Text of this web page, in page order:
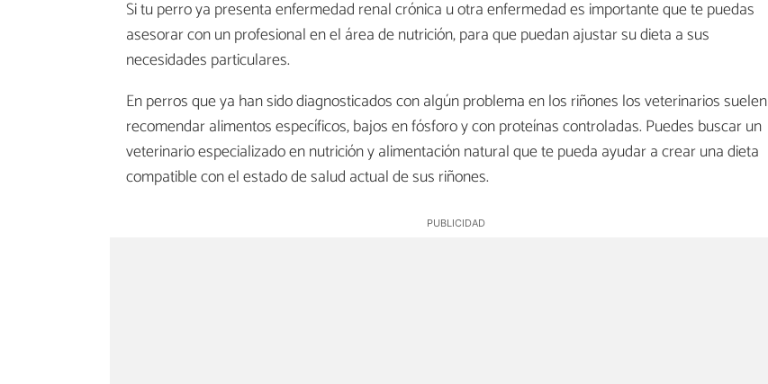
Si tu perro ya presenta enfermedad renal crónica u otra enfermedad es importante que te puedas
asesorar con un profesional en el área de nutrición, para que puedan ajustar su dieta a sus
necesidades particulares.
En perros que ya han sido diagnosticados con algún problema en los riñones los veterinarios suelen
recomendar alimentos específicos, bajos en fósforo y con proteínas controladas. Puedes buscar un
veterinario especializado en nutrición y alimentación natural que te pueda ayudar a crear una dieta
compatible con el estado de salud actual de sus riñones.